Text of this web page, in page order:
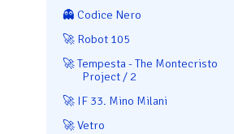
👻 Codice Nero
🚀 Robot 105
🚀 Tempesta - The Montecristo
Project / 2
🚀 IF 33. Mino Milani
🚀 Vetro